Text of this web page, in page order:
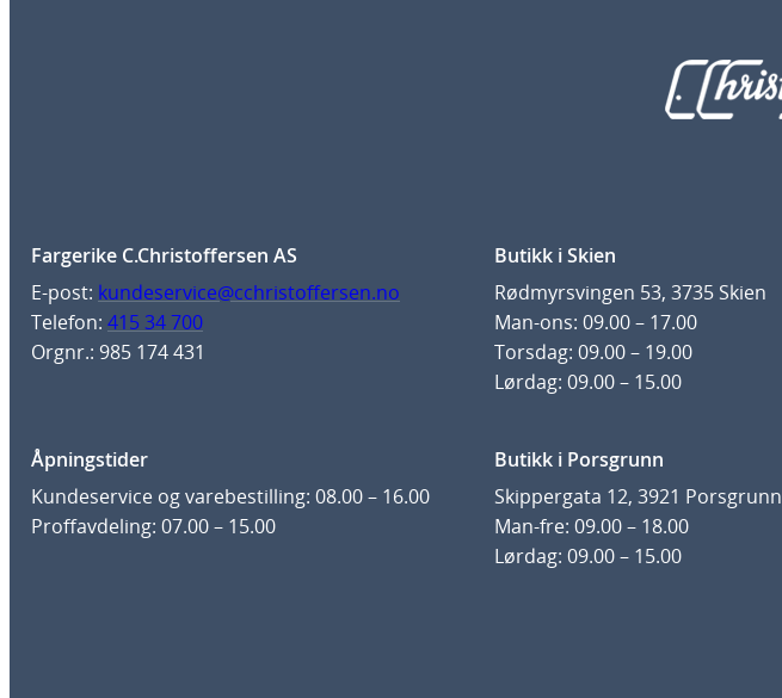
Fargerike C.Christoffersen AS
E-post: kundeservice@cchristoffersen.no
Telefon: 415 34 700
Orgnr.: 985 174 431
Butikk i Skien
Rødmyrsvingen 53, 3735 Skien
Man-ons: 09.00 – 17.00
Torsdag: 09.00 – 19.00
Lørdag: 09.00 – 15.00
Åpningstider
Kundeservice og varebestilling: 08.00 – 16.00
Proffavdeling: 07.00 – 15.00
Butikk i Porsgrunn
Skippergata 12, 3921 Porsgrunn
Man-fre: 09.00 – 18.00
Lørdag: 09.00 – 15.00